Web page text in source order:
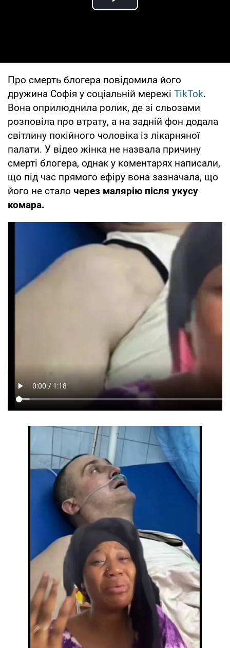
Play Video
Про смерть блогера повідомила його
дружина Софія у соціальній мережі TikTok.
Вона оприлюднила ролик, де зі сльозами
розповіла про втрату, а на задній фон додала
світлину покійного чоловіка із лікарняної
палати. У відео жінка не назвала причину
смерті блогера, однак у коментарях написали,
що під час прямого ефіру вона зазначала, що
його не стало через малярію після укусу
комара.